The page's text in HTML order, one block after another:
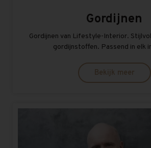
Gordijnen
Gordijnen van Lifestyle-Interior.
gordijnstoffen. Passend in elk
Bekijk meer